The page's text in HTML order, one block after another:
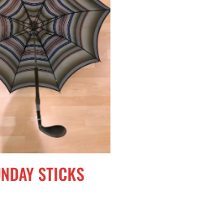
STICKS